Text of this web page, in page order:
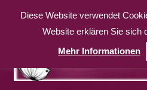
Inhalt
Diese Website verwendet
Website erklären Sie sich
Mehr Informationen